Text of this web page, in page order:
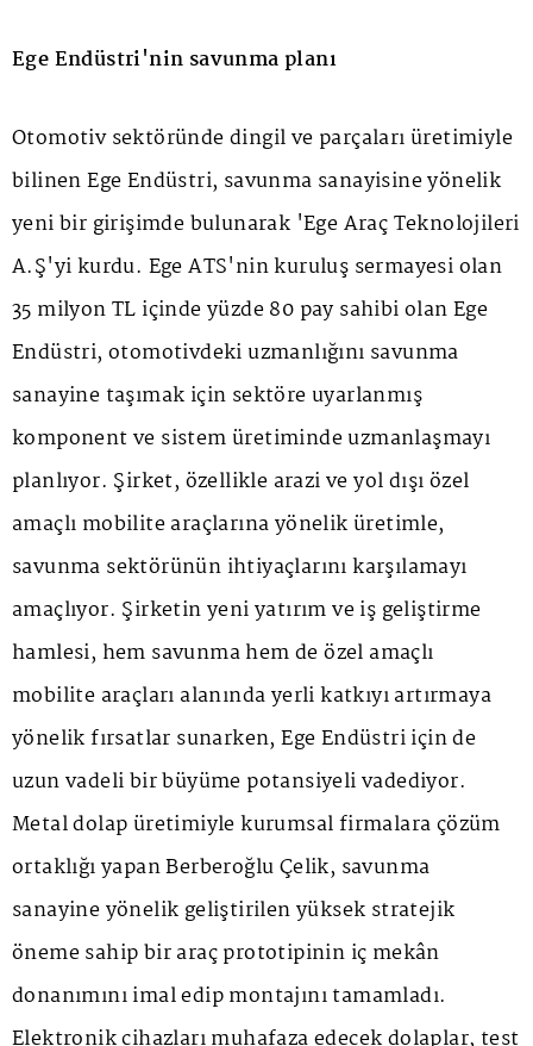
Ege Endüstri'nin savunma planı
Otomotiv sektöründe dingil ve parçaları üretimiyle
bilinen Ege Endüstri, savunma sanayisine yönelik
yeni bir girişimde bulunarak 'Ege Araç Teknolojileri
A.Ş'yi kurdu. Ege ATS'nin kuruluş sermayesi olan
35 milyon TL içinde yüzde 80 pay sahibi olan Ege
Endüstri, otomotivdeki uzmanlığını savunma
sanayine taşımak için sektöre uyarlanmış
komponent ve sistem üretiminde uzmanlaşmayı
planlıyor. Şirket, özellikle arazi ve yol dışı özel
amaçlı mobilite araçlarına yönelik üretimle,
savunma sektörünün ihtiyaçlarını karşılamayı
amaçlıyor. Şirketin yeni yatırım ve iş geliştirme
hamlesi, hem savunma hem de özel amaçlı
mobilite araçları alanında yerli katkıyı artırmaya
yönelik fırsatlar sunarken, Ege Endüstri için de
uzun vadeli bir büyüme potansiyeli vadediyor.
Metal dolap üretimiyle kurumsal firmalara çözüm
ortaklığı yapan Berberoğlu Çelik, savunma
sanayine yönelik geliştirilen yüksek stratejik
öneme sahip bir araç prototipinin iç mekân
donanımını imal edip montajını tamamladı.